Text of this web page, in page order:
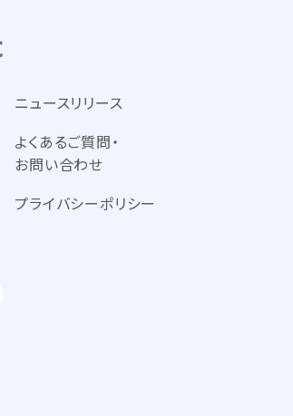
ニュースリリース
よくあるご質問・
お問い合わせ
プライバシーポリシー